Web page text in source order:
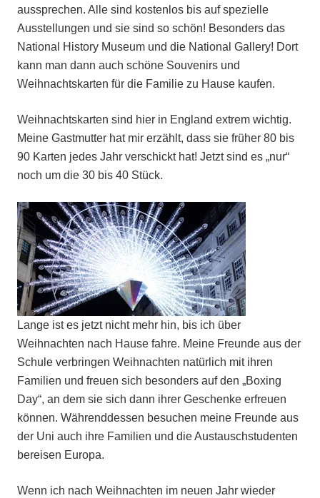
aussprechen. Alle sind kostenlos bis auf spezielle
Ausstellungen und sie sind so schön! Besonders das
National History Museum und die National Gallery! Dort
kann man dann auch schöne Souvenirs und
Weihnachtskarten für die Familie zu Hause kaufen.
Weihnachtskarten sind hier in England extrem wichtig.
Meine Gastmutter hat mir erzählt, dass sie früher 80 bis
90 Karten jedes Jahr verschickt hat! Jetzt sind es „nur“
noch um die 30 bis 40 Stück.
Lange ist es jetzt nicht mehr hin, bis ich über
Weihnachten nach Hause fahre. Meine Freunde aus der
Schule verbringen Weihnachten natürlich mit ihren
Familien und freuen sich besonders auf den „Boxing
Day“, an dem sie sich dann ihrer Geschenke erfreuen
können. Währenddessen besuchen meine Freunde aus
der Uni auch ihre Familien und die Austauschstudenten
bereisen Europa.
Wenn ich nach Weihnachten im neuen Jahr wieder